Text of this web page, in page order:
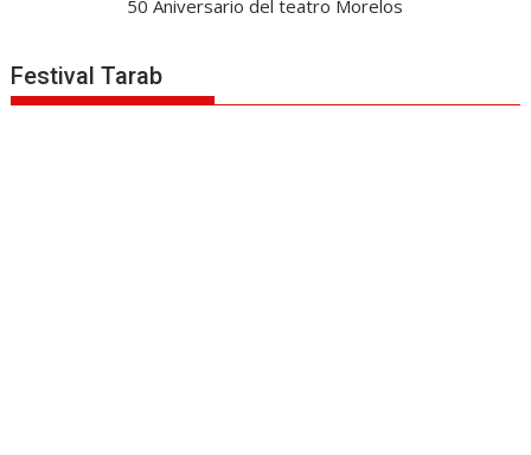
50 Aniversario del teatro Morelos
Festival Tarab